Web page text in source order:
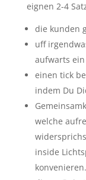
eignen 2-4
die kunden
uff
aufwarts
einen tick
indem Du
welche
inside